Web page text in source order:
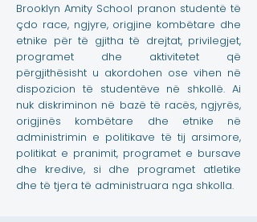
Brooklyn Amity School pranon studentë të
çdo race, ngjyre, origjine kombëtare dhe
etnike për të gjitha të drejtat, privilegjet,
programet dhe aktivitetet që
përgjithësisht u akordohen ose vihen në
dispozicion të studentëve në shkollë. Ai
nuk diskriminon në bazë të racës, ngjyrës,
origjinës kombëtare dhe etnike në
administrimin e politikave të tij arsimore,
politikat e pranimit, programet e bursave
dhe kredive, si dhe programet atletike
dhe të tjera të administruara nga shkolla.